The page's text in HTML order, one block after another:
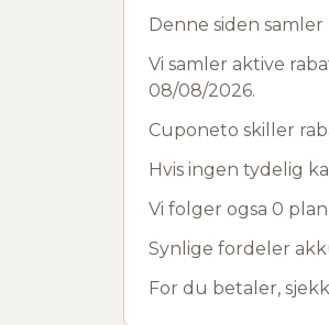
Denne siden
Vi samler aktive
08/08/2026.
Cuponeto skiller
Hvis ingen tydelig
Vi folger ogsa 0
Synlige fordeler
For du betaler,